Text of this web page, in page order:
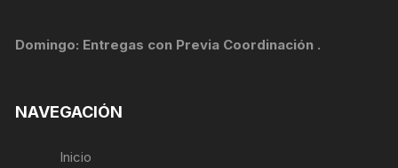
Domingo: Entregas con Previa Coordinación .
NAVEGACIÓN
Inicio